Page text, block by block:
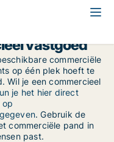
vastgoed
commerciële
op één plek hoeft te
Wil je een commercieel
je het hier direct
op
. Gebruik de
commerciële pand in
past.